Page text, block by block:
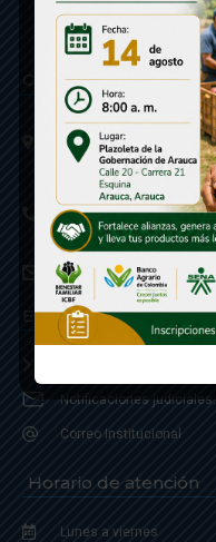
Contáctenos
Calle 20 - Carrera 21
Código postal 810001
Linea de Servicio a la
Linea Anticorrupción:
correspondencia:
Enlaces
Notificaciones
Correo Institucional
Horario de atención
Lunes a viernes